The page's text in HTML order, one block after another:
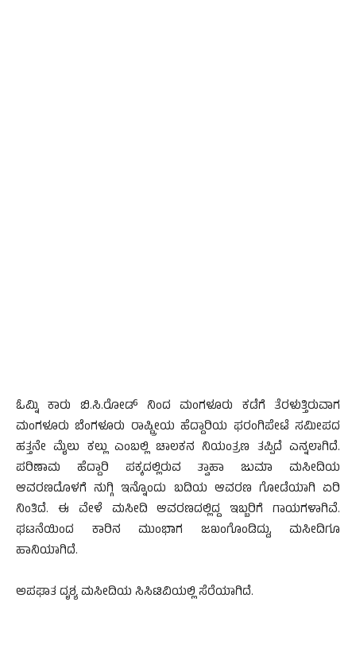
ಓಮ್ನಿ ಕಾರು ಬಿ.ಸಿ.ರೋಡ್ ನಿಂದ ಮಂಗಳೂರು ಕಡೆಗೆ ತೆರಳುತ್ತಿರುವಾಗ
ಮಂಗಳೂರು ಬೆಂಗಳೂರು ರಾಷ್ಟ್ರೀಯ ಹೆದ್ದಾರಿಯ ಫರಂಗಿಪೇಟೆ ಸಮೀಪದ
ಹತ್ತನೇ ಮೈಲು ಕಲ್ಲು ಎಂಬಲ್ಲಿ ಚಾಲಕನ‌ ನಿಯಂತ್ರಣ ತಪ್ಪಿದೆ ಎನ್ನಲಾಗಿದೆ.
ಪರಿಣಾಮ ಹೆದ್ದಾರಿ ಪಕ್ಕದಲ್ಲಿರುವ ತ್ವಾಹಾ ಜುಮಾ ಮಸೀದಿಯ
ಆವರಣದೊಳಗೆ ನುಗ್ಗಿ ಇನ್ನೊಂದು ಬದಿಯ ಆವರಣ ಗೋಡೆಯಾಗಿ ಏರಿ
ನಿಂತಿದೆ. ಈ ವೇಳೆ ಮಸೀದಿ ಆವರಣದಲ್ಲಿದ್ದ ಇಬ್ಬರಿಗೆ ಗಾಯಗಳಾಗಿವೆ‌.
ಘಟನೆಯಿಂದ ಕಾರಿನ ಮುಂಭಾಗ ಜಖಂಗೊಂಡಿದ್ದು, ಮಸೀದಿಗೂ
ಹಾನಿಯಾಗಿದೆ.
ಅಪಘಾತ ದೃಶ್ಯ ಮಸೀದಿಯ‌ ಸಿಸಿಟಿವಿಯಲ್ಲಿ ಸೆರೆಯಾಗಿದೆ.